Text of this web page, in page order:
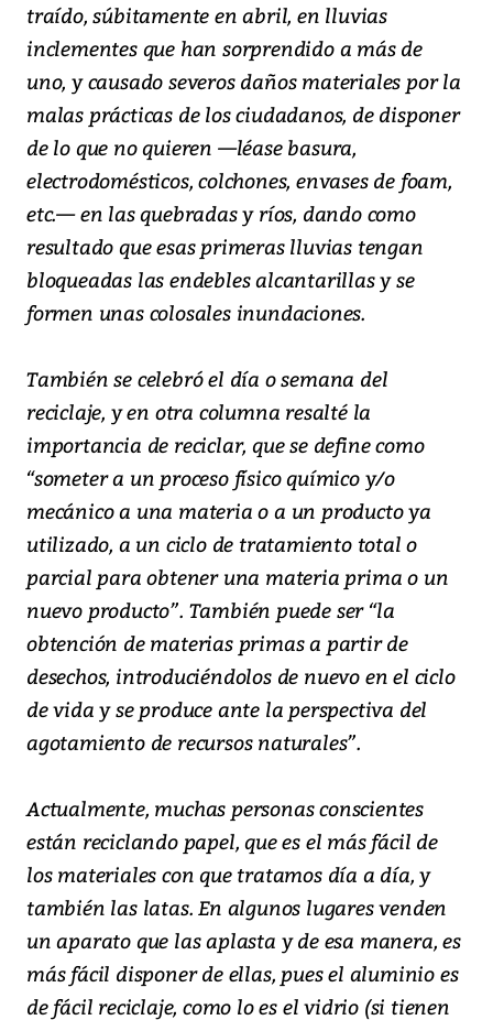
traído, súbitamente en abril, en lluvias
inclementes que han sorprendido a más de
uno, y causado severos daños materiales por la
malas prácticas de los ciudadanos, de disponer
de lo que no quieren —léase basura,
electrodomésticos, colchones, envases de foam,
etc.— en las quebradas y ríos, dando como
resultado que esas primeras lluvias tengan
bloqueadas las endebles alcantarillas y se
formen unas colosales inundaciones.
También se celebró el día o semana del
reciclaje, y en otra columna resalté la
importancia de reciclar, que se define como
“someter a un proceso físico químico y/o
mecánico a una materia o a un producto ya
utilizado, a un ciclo de tratamiento total o
parcial para obtener una materia prima o un
nuevo producto”. También puede ser “la
obtención de materias primas a partir de
desechos, introduciéndolos de nuevo en el ciclo
de vida y se produce ante la perspectiva del
agotamiento de recursos naturales”.
Actualmente, muchas personas conscientes
están reciclando papel, que es el más fácil de
los materiales con que tratamos día a día, y
también las latas. En algunos lugares venden
un aparato que las aplasta y de esa manera, es
más fácil disponer de ellas, pues el aluminio es
de fácil reciclaje, como lo es el vidrio (si tienen